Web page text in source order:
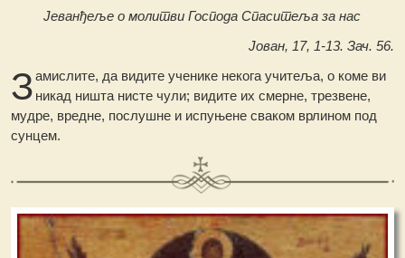
Јеванђеље о молитви Господа Спаситеља за нас
Јован, 17, 1-13. Зач. 56.
Замислите, да видите ученике некога учитеља, о коме ви
никад ништа нисте чули; видите их смерне, трезвене,
мудре, вредне, послушне и испуњене сваком врлином под
сунцем.